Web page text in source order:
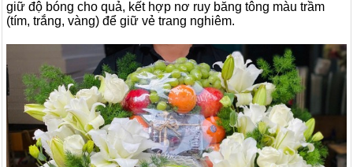
giữ độ bóng cho quả, kết hợp nơ ruy băng tông màu trầm
(tím, trắng, vàng) để giữ vẻ trang nghiêm.